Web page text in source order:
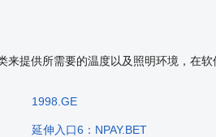
提供所需要的温度以及照明环境，在
1998.GE
延伸入口6：NPAY.BET